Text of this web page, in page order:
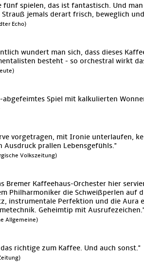
fünf spielen, das ist fantastisch. Und
Strauß jemals derart frisch, beweglich
Echo)
wundert man sich, dass dieses
besteht - so orchestral wirkt
abgefeimtes Spiel mit kalkulierten
vorgetragen, mit Ironie unterlaufen,
Ausdruck prallen Lebensgefühls."
Volkszeitung)
Bremer Kaffeehaus-Orchester hier
Philharmoniker die Schweißperlen auf
instrumentale Perfektion und die Aura
Geheimtip mit
Allgemeine)
richtige zum Kaffee. Und auch sonst."